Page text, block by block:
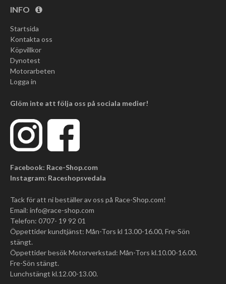
INFO
Startsida
Kontakta oss
Köpvillkor
Dynotest
Motorarbeten
Logga in
Glöm inte att följa oss på sociala medier!
Facebook: Race-Shop.com
Instagram: Raceshopsvedala
Tack för att ni beställer av oss på Race-Shop.com!
Email: info@race-shop.com
Telefon: 0707- 19 92 01
Öppettider kundtjänst: Mån-Tors kl 13.00-16.00, Fre-Sön
stängt.
Öppettider besök Motorverkstad: Mån-Tors kl.10.00-16.00.
Fre-Sön stängt.
Lunchstängt kl.12.00-13.00.